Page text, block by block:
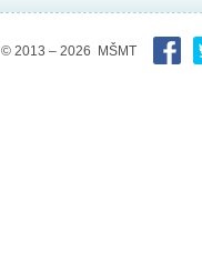
© 2013 – 2026 MŠMT